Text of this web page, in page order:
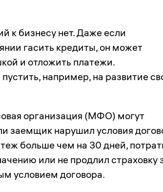
к бизнесу нет. Даже если
гасить кредиты, он может
и отложить платежи.
например, на развитие
организация (МФО) могут
заемщик нарушил условия
больше чем на 30 дней,
или не продлил страховку
условием договора.